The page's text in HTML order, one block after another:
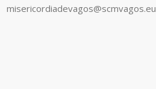
misericordiadevagos@scmvagos.eu